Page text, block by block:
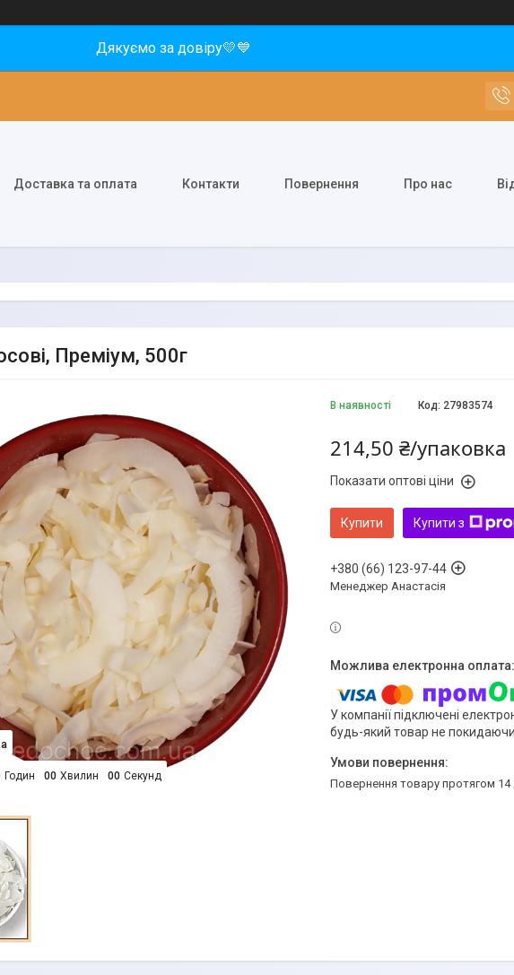
Дякуємо за довіру💛💙
Доставка та оплата Контакти Повернення Про нас
Преміум, 500г
Годин 00 Хвилин 00 Секунд
В наявності Код: 27983574
214,50 ₴/упаковка
Показати оптові ціни
Купити Купити з
+380 (66) 123-97-44
Менеджер Анастасія
У компанії підключені
будь-який товар не
повернення товару протягом 14